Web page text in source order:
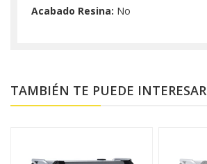
Acabado Resina: No
TAMBIÉN TE PUEDE INTERESAR